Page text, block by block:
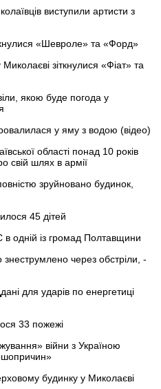
виступили артисти з
«Шевроле» та «Форд»
зіткнулися «Фіат» та
якою буде погода у
у яму з водою (відео)
області понад 10 років
свій шлях в армії
зруйновано будинок,
45 дітей
в одній із громад Полтавщини
знеструмлено через обстріли, -
для ударів по енергетиці
33 пожежі
війни з Україною
будинку у Миколаєві